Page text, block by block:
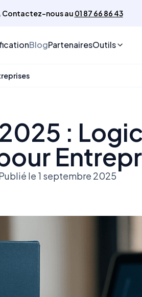
Contactez-nous au 01 87 66 86 43
BlogPartenairesOutils
:
le 1 septembre 2025